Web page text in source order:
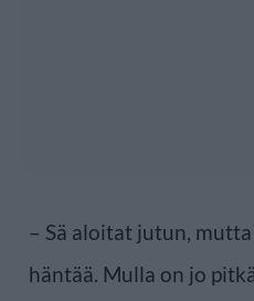
– Sä aloitat jutun,
häntää. Mulla on jo